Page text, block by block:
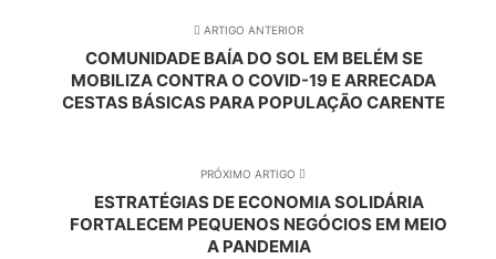
ARTIGO ANTERIOR
COMUNIDADE BAÍA DO SOL EM BELÉM SE
MOBILIZA CONTRA O COVID-19 E ARRECADA
CESTAS BÁSICAS PARA POPULAÇÃO CARENTE
PRÓXIMO ARTIGO
ESTRATÉGIAS DE ECONOMIA SOLIDÁRIA
FORTALECEM PEQUENOS NEGÓCIOS EM MEIO
A PANDEMIA